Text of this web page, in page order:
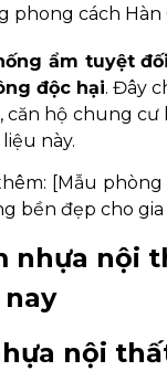
phong cách Hàn
ẩm tuyệt
độc hại. Đây
căn hộ chung cư
này.
[Mẫu
bền đẹp cho
nhựa nội
nội